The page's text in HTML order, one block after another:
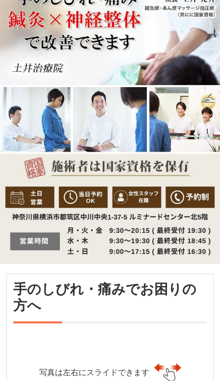
手のしびれ・痛みでお困りの
方へ
写真は左右にスライドできます